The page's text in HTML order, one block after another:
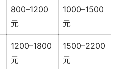
800–1200
元
1000–1500
元
1200–1800
元
1500–2200
元